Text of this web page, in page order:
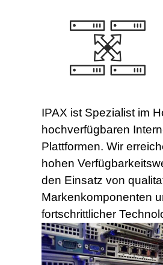
IPAX ist Spezialist im
hochverfügbaren
Plattformen. Wir
hohen
den Einsatz von
Markenkomponenten
fortschrittlicher